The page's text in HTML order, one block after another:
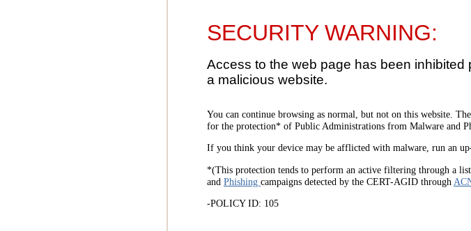
SECURITY WARNING:
Access to the web page has been
a malicious website.
You can continue browsing as normal, but not on this website.
for the protection* of Public Administrations from Malware and
If you think your device may be afflicted with malware, run an
*(This protection tends to perform an active filtering through a
and Phishing campaigns detected by the CERT-AGID through
-POLICY ID: 105